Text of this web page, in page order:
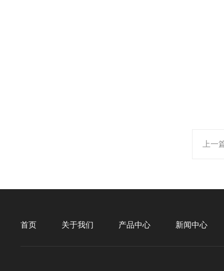
上一
首页 关于我们 产品中心 新闻中心